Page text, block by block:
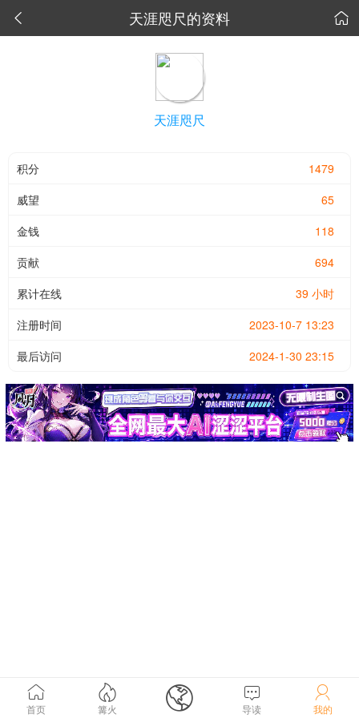
 天涯咫尺的资料 
天涯咫尺
1479
积分
65
威望
118
金钱
694
贡献
39 小时
累计在线
2023-10-7 13:23
注册时间
2024-1-30 23:15
最后访问

首页

篝火  
导读

我的